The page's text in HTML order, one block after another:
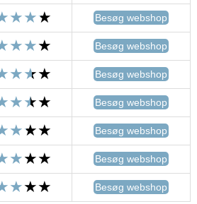
Besøg webshop
Besøg webshop
Besøg webshop
Besøg webshop
Besøg webshop
Besøg webshop
Besøg webshop